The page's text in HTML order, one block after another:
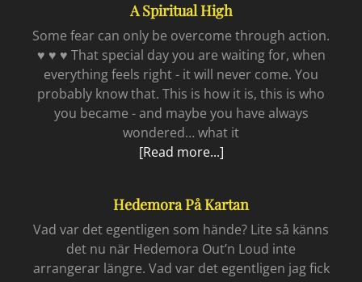
få
reflektera
A Spiritual High
Some fear can only be overcome through action.
♥ ♥ ♥ That special day you are waiting for, when
everything feels right - it will never come. You
probably know that. This is how it is, this is who
you became - and maybe you have always
wondered… what it
[Read more...]A
Hedemora På Kartan
Vad var det egentligen som hände? Lite så känns
det nu när Hedemora Out’n Loud inte
arrangerar längre. Vad var det egentligen jag fick